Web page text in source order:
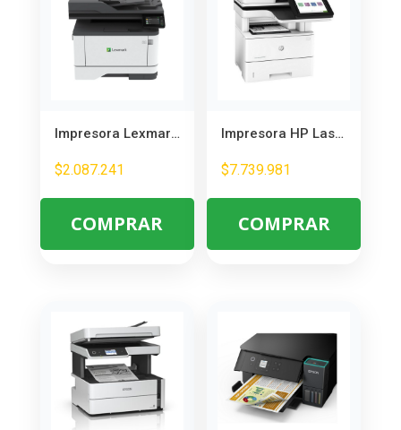
Impresora Lexmark MX431adn Láser Multifuncional – Ideal para Oficina
$2.087.241
COMPRAR
Impresora HP LaserJet M528dn Multifunción – Segura y Eficiente para Oficina
$7.739.981
COMPRAR